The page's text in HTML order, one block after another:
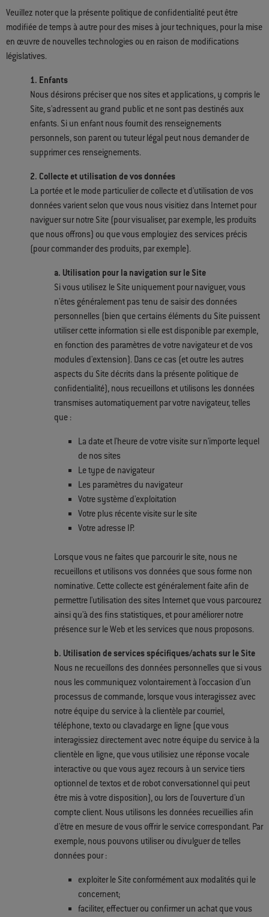
Veuillez noter que la présente politique de confidentialité peut être
modifiée de temps à autre pour des mises à jour techniques, pour la mise
en œuvre de nouvelles technologies ou en raison de modifications
législatives.
1. Enfants
Nous désirons préciser que nos sites et applications, y compris le
Site, s'adressent au grand public et ne sont pas destinés aux
enfants. Si un enfant nous fournit des renseignements
personnels, son parent ou tuteur légal peut nous demander de
supprimer ces renseignements.
2. Collecte et utilisation de vos données
La portée et le mode particulier de collecte et d'utilisation de vos
données varient selon que vous nous visitiez dans Internet pour
naviguer sur notre Site (pour visualiser, par exemple, les produits
que nous offrons) ou que vous employiez des services précis
(pour commander des produits, par exemple).
a. Utilisation pour la navigation sur le Site
Si vous utilisez le Site uniquement pour naviguer, vous
n'êtes généralement pas tenu de saisir des données
personnelles (bien que certains éléments du Site puissent
utiliser cette information si elle est disponible par exemple,
en fonction des paramètres de votre navigateur et de vos
modules d'extension). Dans ce cas (et outre les autres
aspects du Site décrits dans la présente politique de
confidentialité), nous recueillons et utilisons les données
transmises automatiquement par votre navigateur, telles
que :
La date et l'heure de votre visite sur n'importe lequel
de nos sites
Le type de navigateur
Les paramètres du navigateur
Votre système d'exploitation
Votre plus récente visite sur le site
Votre adresse IP.
Lorsque vous ne faites que parcourir le site, nous ne
recueillons et utilisons vos données que sous forme non
nominative. Cette collecte est généralement faite afin de
permettre l'utilisation des sites Internet que vous parcourez
ainsi qu'à des fins statistiques, et pour améliorer notre
présence sur le Web et les services que nous proposons.
b. Utilisation de services spécifiques/achats sur le Site
Nous ne recueillons des données personnelles que si vous
nous les communiquez volontairement à l'occasion d'un
processus de commande, lorsque vous interagissez avec
notre équipe du service à la clientèle par courriel,
téléphone, texto ou clavadarge en ligne (que vous
interagissiez directement avec notre équipe du service à la
clientèle en ligne, que vous utilisiez une réponse vocale
interactive ou que vous ayez recours à un service tiers
optionnel de textos et de robot conversationnel qui peut
être mis à votre disposition), ou lors de l'ouverture d'un
compte client. Nous utilisons les données recueillies afin
d'être en mesure de vous offrir le service correspondant. Par
exemple, nous pouvons utiliser ou divulguer de telles
données pour :
exploiter le Site conformément aux modalités qui le
concernent;
faciliter, effectuer ou confirmer un achat que vous